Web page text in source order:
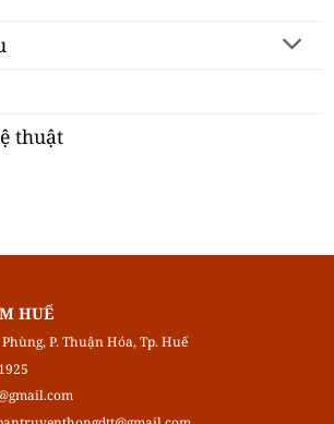
thuật
HUẾ
P. Thuận Hóa, Tp. Huế